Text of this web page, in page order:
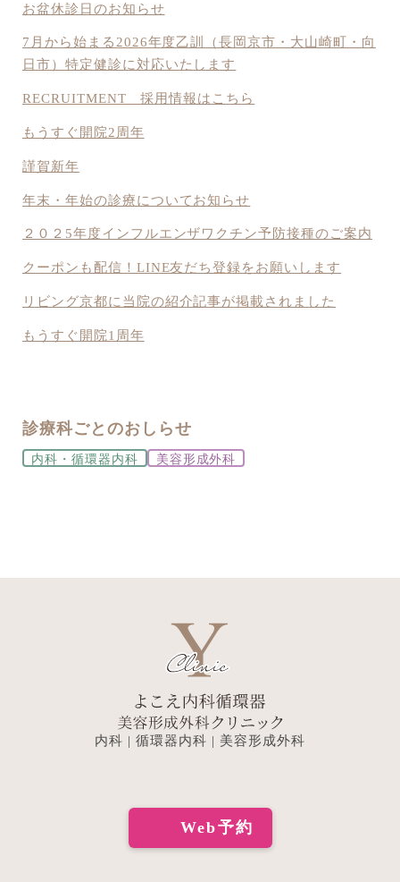
お盆休診日のお知らせ
7月から始まる2026年度乙訓（長岡京市・大山崎町・向
日市）特定健診に対応いたします
RECRUITMENT 採用情報はこちら
もうすぐ開院2周年
謹賀新年
年末・年始の診療についてお知らせ
２０２5年度インフルエンザワクチン予防接種のご案内
クーポンも配信！LINE友だち登録をお願いします
リビング京都に当院の紹介記事が掲載されました
もうすぐ開院1周年
診療科ごとのおしらせ
内科・循環器内科 美容形成外科
内科 | 循環器内科 | 美容形成外科
Web予約